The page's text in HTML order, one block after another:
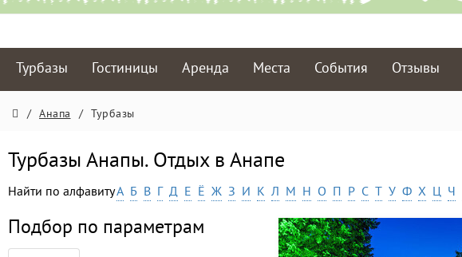
Турбазы Гостиницы Аренда Места События Отзывы
/ Анапа / Турбазы
Турбазы Анапы. Отдых в Анапе
Найти по алфавитуА Б В Г Д Е Ё Ж З И К Л М Н О П Р С Т У Ф Х Ц Ч
Подбор по параметрам